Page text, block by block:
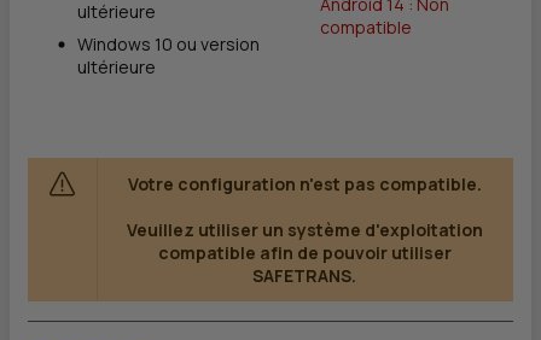
ultérieure
Windows 10 ou version
ultérieure
compatible
Votre configuration n'est pas compatible.
Veuillez utiliser un système d'exploitation
compatible afin de pouvoir utiliser
SAFETRANS.